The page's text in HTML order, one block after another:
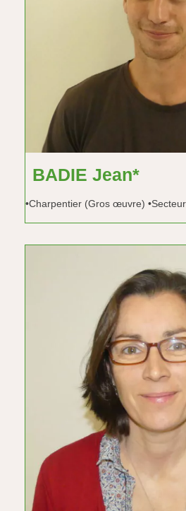
BADIE Jean*
•Charpentier (Gros œuvre)